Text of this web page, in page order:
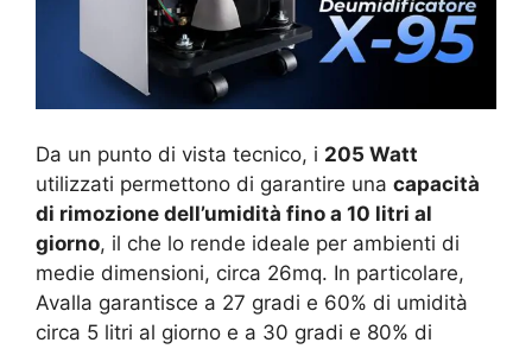
Da un punto di vista tecnico, i 205 Watt
utilizzati permettono di garantire una capacità
di rimozione dell’umidità fino a 10 litri al
giorno, il che lo rende ideale per ambienti di
medie dimensioni, circa 26mq. In particolare,
Avalla garantisce a 27 gradi e 60% di umidità
circa 5 litri al giorno e a 30 gradi e 80% di